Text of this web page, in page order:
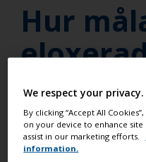
Hur
Det är svårt att få
den behöver slipas
skölj med färskvatten
We respect your privacy.
By clicking “Accept All
on your device to enhance site
assist in our marketing efforts.
information.